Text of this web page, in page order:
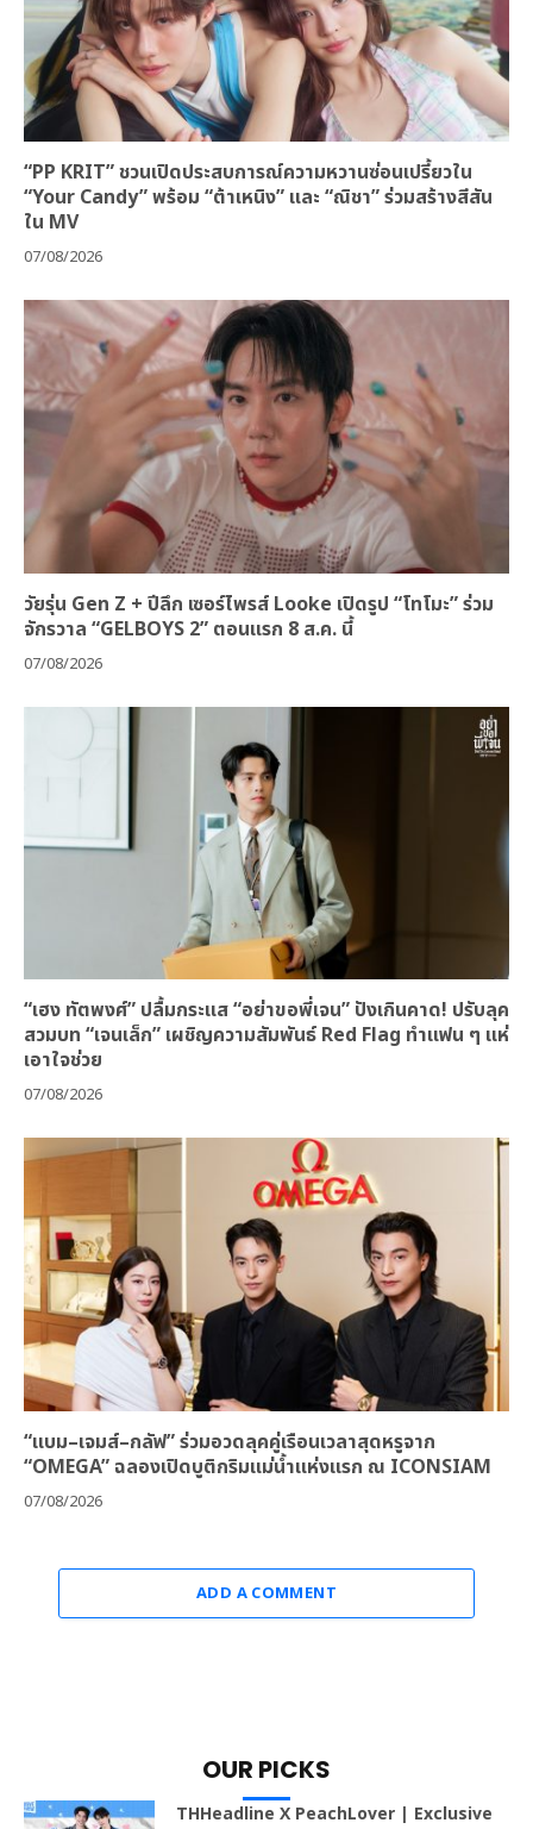
“PP KRIT” ชวนเปิดประสบการณ์ความหวานซ่อนเปรี้ยวใน
“Your Candy” พร้อม “ต้าเหนิง” และ “ณิชา” ร่วมสร้างสีสัน
ใน MV
07/08/2026
วัยรุ่น Gen Z + ปีลึก เซอร์ไพรส์ Looke เปิดรูป “โทโมะ” ร่วม
จักรวาล “GELBOYS 2” ตอนแรก 8 ส.ค. นี้
07/08/2026
“เฮง ทัตพงศ์” ปลื้มกระแส “อย่าขอพี่เจน” ปังเกินคาด! ปรับลุค
สวมบท “เจนเล็ก” เผชิญความสัมพันธ์ Red Flag ทำแฟน ๆ แห่
เอาใจช่วย
07/08/2026
“แบม–เจมส์–กลัฟ” ร่วมอวดลุคคู่เรือนเวลาสุดหรูจาก
“OMEGA” ฉลองเปิดบูติกริมแม่น้ำแห่งแรก ณ ICONSIAM
07/08/2026
ADD A COMMENT
OUR PICKS
THHeadline X PeachLover | Exclusive